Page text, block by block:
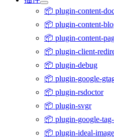
📦 plugin-content-
📦 plugin-content-
📦 plugin-content-
📦 plugin-client-
📦 plugin-debug
📦 plugin-google-
📦 plugin-rsdoctor
📦 plugin-svgr
📦 plugin-google-
📦 plugin-ideal-image